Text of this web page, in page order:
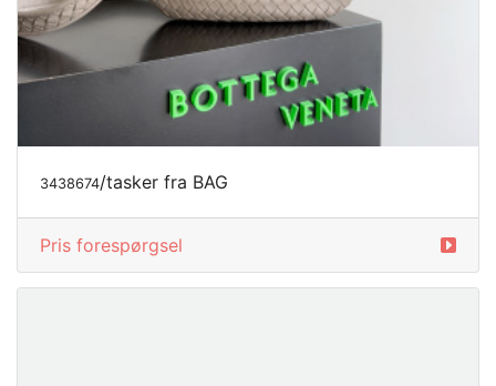
3438674/tasker fra BAG
Pris forespørgsel